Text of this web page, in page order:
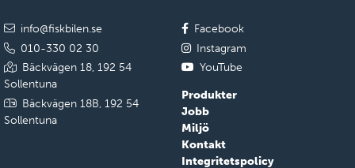
info@fiskbilen.se
010-330 02 30
Bäckvägen 18, 192 54
Sollentuna
Bäckvägen 18B, 192 54
Sollentuna
Facebook
Instagram
YouTube
Produkter
Jobb
Miljö
Kontakt
Integritetspolicy